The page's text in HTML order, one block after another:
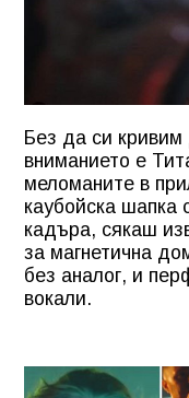
Без да си
вниманието е
меломаните в
каубойска шапка
кадъра, сякаш
за магнетична
без аналог, и
вокали.